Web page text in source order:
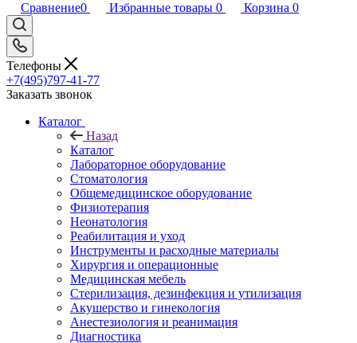
Сравнение0 Избранные товары 0 Корзина 0
Телефоны
+7(495)797-41-77
Заказать звонок
Каталог
Назад
Каталог
Лабораторное оборудование
Стоматология
Общемедицинское оборудование
Физиотерапия
Неонатология
Реабилитация и уход
Инструменты и расходные материалы
Хирургия и операционные
Медицинская мебель
Стерилизация, дезинфекция и утилизация
Акушерство и гинекология
Анестезиология и реанимация
Диагностика